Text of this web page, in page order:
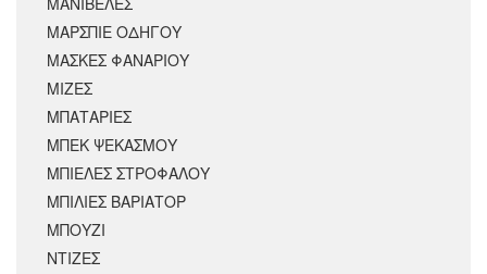
ΜΑΡΣΠΙΕ ΟΔΗΓΟΥ
ΜΑΣΚΕΣ ΦΑΝΑΡΙΟΥ
ΜΙΖΕΣ
ΜΠΑΤΑΡΙΕΣ
ΜΠΕΚ ΨΕΚΑΣΜΟΥ
ΜΠΙΕΛΕΣ ΣΤΡΟΦΑΛΟΥ
ΜΠΙΛΙΕΣ ΒΑΡΙΑΤΟΡ
ΜΠΟΥΖΙ
ΝΤΙΖΕΣ